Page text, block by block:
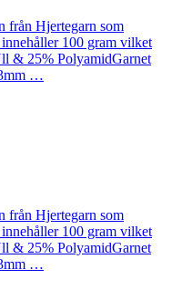
från Hjertegarn som
100 gram vilket
& 25% PolyamidGarnet
…
från Hjertegarn som
100 gram vilket
& 25% PolyamidGarnet
…